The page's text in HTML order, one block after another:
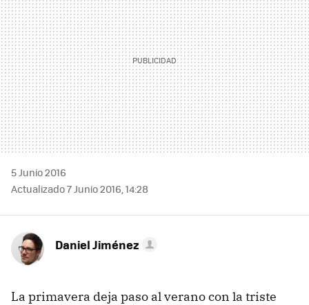
5 Junio 2016
Actualizado 7 Junio 2016, 14:28
Daniel Jiménez
La primavera deja paso al verano con la triste